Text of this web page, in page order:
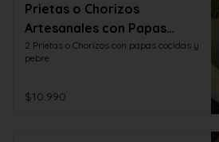
Prietas o Chorizos
Artesanales con Papas
Cocidas y Pebre
2 Prietas o Chorizos con papas cocidas y
pebre
$10.990